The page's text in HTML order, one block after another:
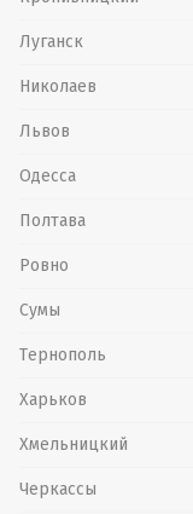
Луганск
Николаев
Львов
Одесса
Полтава
Ровно
Сумы
Тернополь
Харьков
Хмельницкий
Черкассы